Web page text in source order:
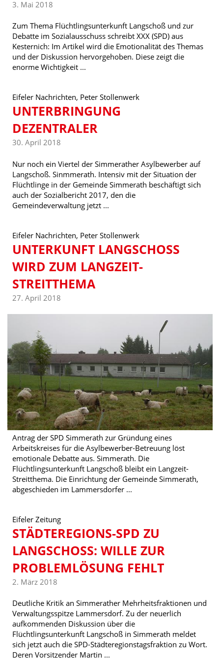
3. Mai 2018
Zum Thema Flüchtlingsunterkunft Langschoß und zur
Debatte im Sozialausschuss schreibt XXX (SPD) aus
Kesternich: Im Artikel wird die Emotionalität des Themas
und der Diskussion hervorgehoben. Diese zeigt die
enorme Wichtigkeit ...
Eifeler Nachrichten, Peter Stollenwerk
UNTERBRINGUNG
DEZENTRALER
30. April 2018
Nur noch ein Viertel der Simmerather Asylbewerber auf
Langschoß. Sinmmerath. Intensiv mit der Situation der
Flüchtlinge in der Gemeinde Simmerath beschäftigt sich
auch der Sozialbericht 2017, den die
Gemeindeverwaltung jetzt ...
Eifeler Nachrichten, Peter Stollenwerk
UNTERKUNFT LANGSCHOSS W
IRD ZUM LANGZEIT-S
TREITTHEMA
27. April 2018
Antrag der SPD Simmerath zur Gründung eines
Arbeitskreises für die Asylbewerber-Betreuung löst
emotionale Debatte aus. Simmerath. Die
Flüchtlingsunterkunft Langschoß bleibt ein Langzeit-
Streitthema. Die Einrichtung der Gemeinde Simmerath,
abgeschieden im Lammersdorfer ...
Eifeler Zeitung
STÄDTEREGIONS-SPD ZU
LANGSCHOSS: WILLE ZUR P
ROBLEMLÖSUNG FEHLT
2. März 2018
Deutliche Kritik an Simmerather Mehrheitsfraktionen und
Verwaltungsspitze Lammersdorf. Zu der neuerlich
aufkommenden Diskussion über die
Flüchtlingsunterkunft Langschoß in Simmerath meldet
sich jetzt auch die SPD-Städteregionstagsfraktion zu Wort.
Deren Vorsitzender Martin ...